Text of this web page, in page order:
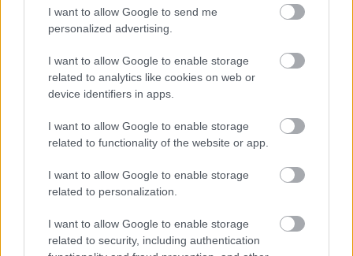
I want to allow Google to send me
personalized advertising.
I want to allow Google to enable storage
related to analytics like cookies on web or
device identifiers in apps.
I want to allow Google to enable storage
related to functionality of the website or app.
I want to allow Google to enable storage
related to personalization.
I want to allow Google to enable storage
related to security, including authentication
Az év második felére milyen terveid
Budaörs több nagy városi rendezvényét is én
szervezem, tehát a Budaörsi Vigasságok, a
Budaörsi Advent is szerepel az ez évi teendők
között. A PostART-nak a Gardon Bisztróval
nyárra gyermektáboroztatást tervezünk
kézműves, színész mesterséget bemutató,
néptáncos, és egyéb tematikában. Izgalmas,
színes kulturális közösségi teret szeretnénk
létrehozni, melyet a fesztivál idején nyíló